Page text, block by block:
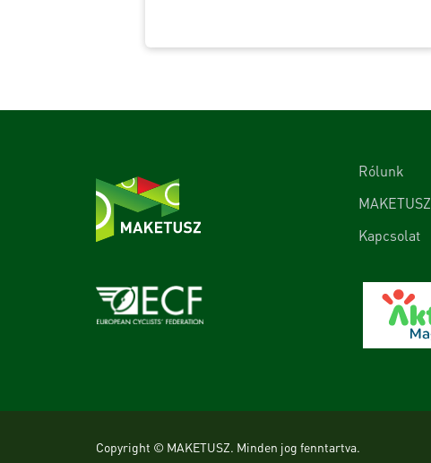
Rólunk
MAKETUSZ
Kapcsolat
Copyright © MAKETUSZ. Minden jog fenntartva.